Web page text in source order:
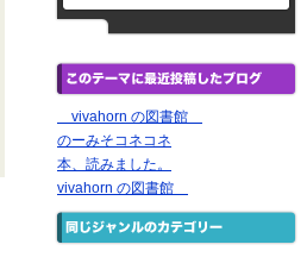
vivahorn の図書館
のーみそコネコネ
本、読みました。
vivahorn の図書館